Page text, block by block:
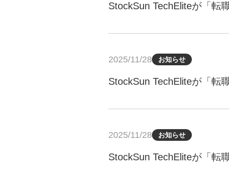
StockSun TechEliteが「転
2025/11/28 お知らせ
StockSun TechEliteが「転
2025/11/28 お知らせ
StockSun TechEliteが「転